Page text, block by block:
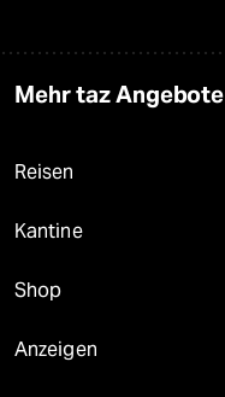
Mehr taz Angebote
Reisen
Kantine
Shop
Anzeigen